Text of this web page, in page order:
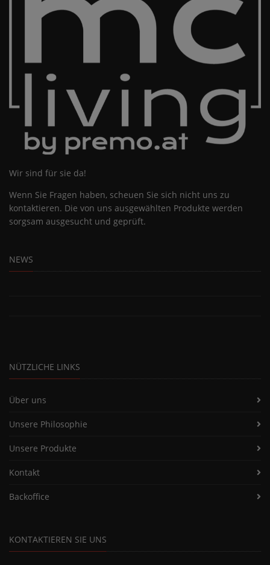
Wir sind für sie da!
Wenn Sie Fragen haben, scheuen Sie sich nicht uns zu
kontaktieren. Die von uns ausgewählten Produkte werden
sorgsam ausgesucht und geprüft.
NEWS
NÜTZLICHE LINKS
Über uns
Unsere Philosophie
Unsere Produkte
Kontakt
Backoffice
KONTAKTIEREN SIE UNS